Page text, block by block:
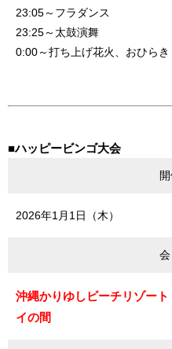
23:05～フラダンス
23:25～太鼓演舞
0:00～打ち上げ花火、おひらき
■ハッピービンゴ大会
開
2026年1月1日（木）
沖縄かりゆしビーチリゾー
イの間